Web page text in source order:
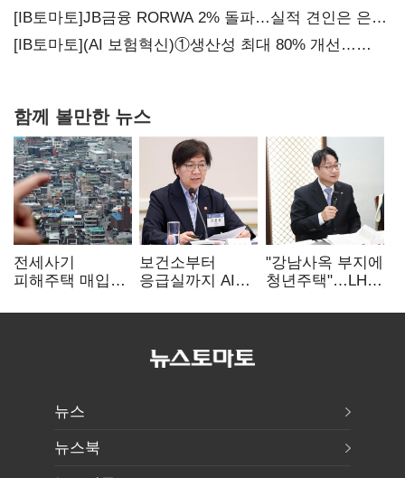
[IB토마토]JB금융 RORWA 2% 돌파…실적 견인은 은행
아닌 캐피탈
[IB토마토](AI 보험혁신)①생산성 최대 80% 개선…
함께 볼만한 뉴스
전세사기
피해주택 매입
누적 피해자
보건소부터
응급실까지 AI
혁신 본격화
"강남사옥 부지에
청년주택"…LH도
뉴스
뉴스북